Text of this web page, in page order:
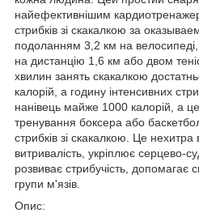
найефективнішим
стрибків зі скакалкою за
подоланням 3,2 км на
на дистанцію 1,6 км або двом
хвилин занять скакалкою
калорій, а годину інтенсивних
нанівець майже 1000 калорій, а
тренування боксера або
стрибків зі скакалкою. Це
витривалість, укріплює серцево-
розвиває стрибучість, допомагає
групи м'язів.
Опис: